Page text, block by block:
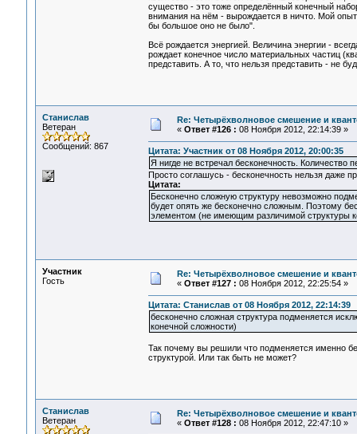
существо - это тоже определённый конечный
внимания на нём - вырождается в ничто. Мой опыт
бы большое оно не было".
Всё рождается энергией. Величина энергии -
рождает конечное число материальных частиц
представить. А то, что нельзя представить - не
Станислав
Ветеран
Сообщений: 867
Re: Четырёхволновое смешение и
« Ответ #126 : 08 Ноября 2012, 22:14:39 »
Цитата: Участник от 08 Ноября 2012, 20:00:35
Я нигде не встречал бесконечность. Количество
Просто соглашусь - бесконечность нельзя даже
Цитата:
Бесконечно сложную структуру невозможно
будет опять же бесконечно сложным. Поэтому
элементом (не имеющим различимой структуры
Участник
Гость
Re: Четырёхволновое смешение и
« Ответ #127 : 08 Ноября 2012, 22:25:54 »
Цитата: Станислав от 08 Ноября 2012, 22:14:39
бесконечно сложная структура подменяется
конечной сложности)
Так почему вы решили что подменяется именно
структурой. Или так быть не может?
Станислав
Ветеран
Re: Четырёхволновое смешение и
« Ответ #128 : 08 Ноября 2012, 22:47:10 »